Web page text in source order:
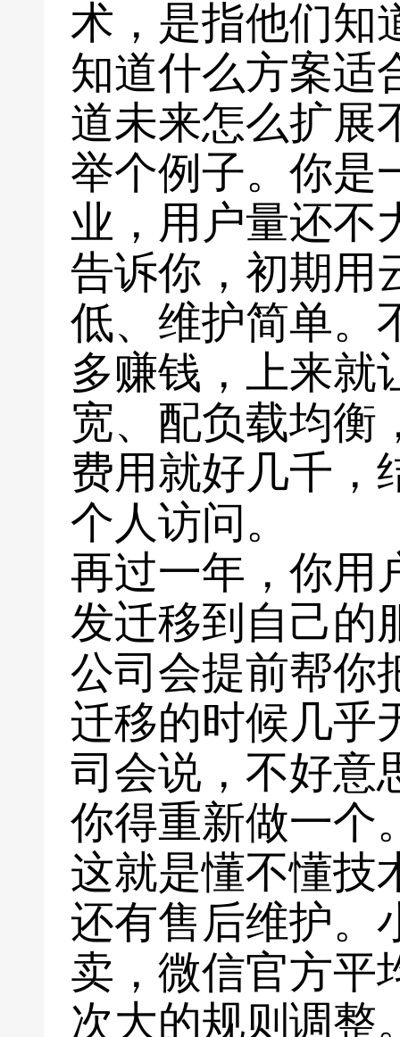
术，是指他们知
知道什么方案适
道未来怎么扩展
举个例子。你是
业，用户量还不
告诉你，初期用
低、维护简单。
多赚钱，上来就
宽、配负载均衡
费用就好几千，
个人访问。
再过一年，你用
发迁移到自己的
公司会提前帮你
迁移的时候几乎
司会说，不好意
你得重新做一个
这就是懂不懂技
还有售后维护。
卖，微信官方平
次大的规则调整